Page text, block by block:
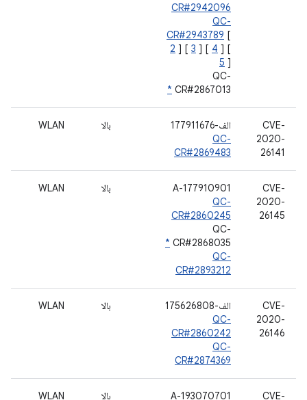
CR#2942096
QC-
CR#2943789 [
2 ] [ 3 ] [ 4 ] [
5 ]
QC-
CR#2867013
*
CVE-
2020-
26141
الف-177911676
QC-
CR#2869483
بالا WLAN
CVE-
2020-
26145
A-177910901
QC-
CR#2860245
QC-
CR#2868035
*
QC-
CR#2893212
بالا WLAN
CVE-
2020-
26146
الف-175626808
QC-
CR#2860242
QC-
CR#2874369
بالا WLAN
CVE-
A-193070701
بالا WLAN